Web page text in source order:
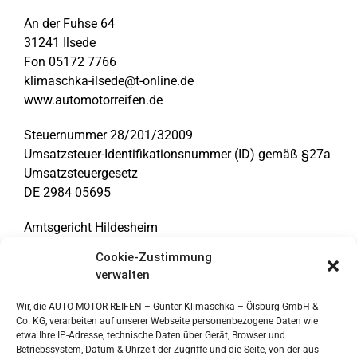
Cookie-Zustimmung
verwalten
Wir, die AUTO-MOTOR-REIFEN – Günter Klimaschka – Ölsburg GmbH &
Co. KG, verarbeiten auf unserer Webseite personenbezogene Daten wie
etwa Ihre IP-Adresse, technische Daten über Gerät, Browser und
Betriebssystem, Datum & Uhrzeit der Zugriffe und die Seite, von der aus
An der Fuhse 64
31241 Ilsede
Fon 05172 7766
klimaschka-ilsede@t-online.de
www.automotorreifen.de
Steuernummer 28/201/32009
Umsatzsteuer-Identifikationsnummer (ID) gemäß §27a
Umsatzsteuergesetz
DE 2984 05695
Amtsgericht Hildesheim
Verantwortlich für den Inhalt
Rundfunkstaatsvertrag
Günter Klimaschka